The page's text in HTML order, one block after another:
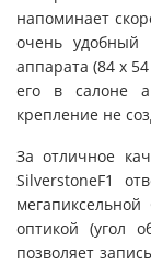
напоминает
очень удобный
аппарата (84 x
его в салоне
крепление не
За отличное
SilverstoneF1
оптикой (угол
позволяет